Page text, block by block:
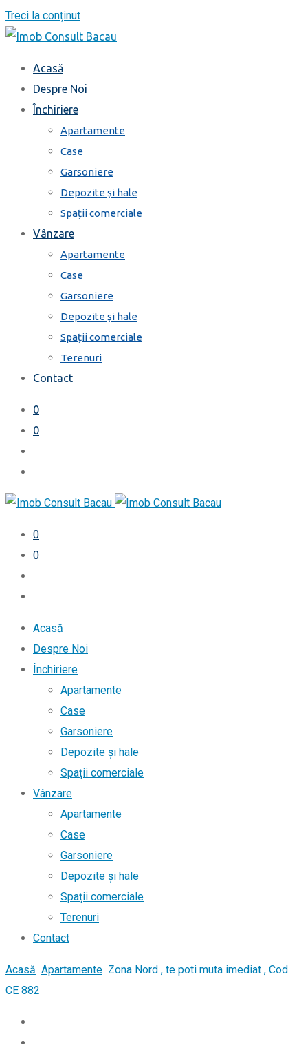
Treci la conținut
Acasă
Despre Noi
Închiriere
Apartamente
Case
Garsoniere
Depozite și hale
Spații comerciale
Vânzare
Apartamente
Case
Garsoniere
Depozite și hale
Spații comerciale
Terenuri
Contact
0
0
0
0
Acasă
Despre Noi
Închiriere
Apartamente
Case
Garsoniere
Depozite și hale
Spații comerciale
Vânzare
Apartamente
Case
Garsoniere
Depozite și hale
Spații comerciale
Terenuri
Contact
Acasă Apartamente Zona Nord , te poti muta imediat , Cod
CE 882